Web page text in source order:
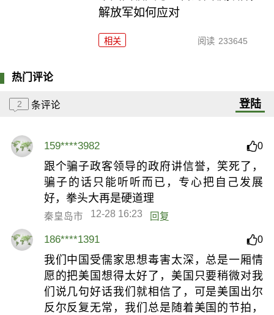
解放军如何应对
相关 阅读 233645
热门评论
2 条评论 登陆
159****3982 0
跟个骗子政客领导的政府讲信誉，笑死了，
骗子的话只能听听而已，专心把自己发展
好，拳头大再是硬道理
秦皇岛市 12-28 16:23 回复
186****1391 0
我们中国受儒家思想毒害太深，总是一厢情
愿的把美国想得太好了，美国只要稍微对我
们说几句好话我们就相信了，可是美国出尔
反尔反复无常，我们总是随着美国的节拍，